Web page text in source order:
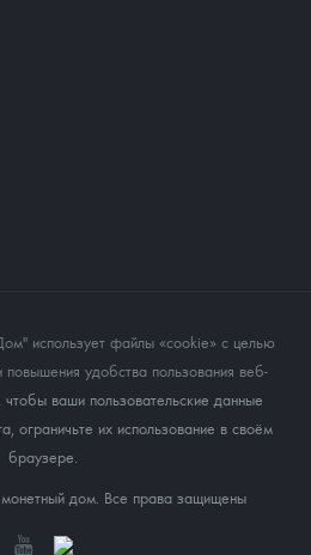
использует файлы «cookie» с целью
повышения удобства пользования веб-
чтобы ваши пользовательские данные
ограничьте их использование в своём
браузере.
дом. Все права защищены